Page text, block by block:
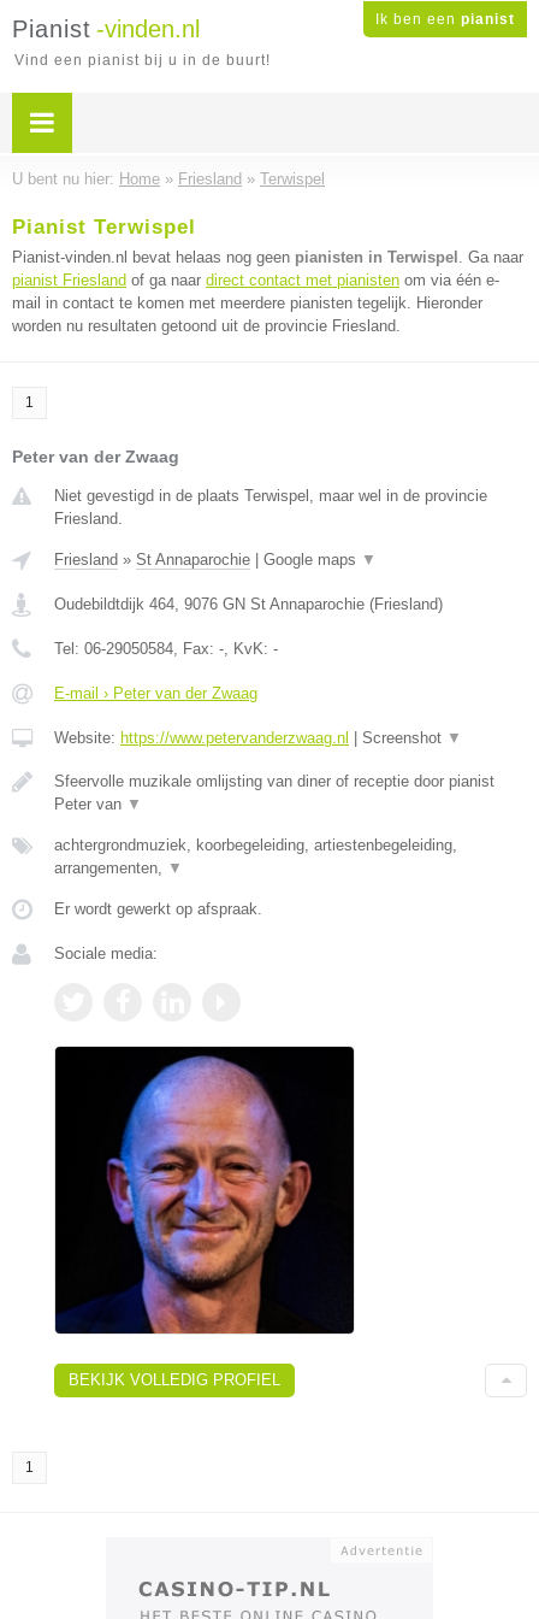
Ik ben een pianist
Pianist -vinden.nl
Vind een pianist bij u in de buurt!
U bent nu hier: Home » Friesland » Terwispel
Pianist Terwispel
Pianist-vinden.nl bevat helaas nog geen pianisten in Terwispel . Ga naar
pianist Friesland of ga naar direct contact met pianisten om via één e-
mail in contact te komen met meerdere pianisten tegelijk. Hieronder
worden nu resultaten getoond uit de provincie Friesland.
1
Peter van der Zwaag
Niet gevestigd in de plaats Terwispel, maar wel in de provincie
Friesland.
Friesland » St Annaparochie Google maps ▼
Oudebildtdijk 464, 9076 GN St Annaparochie (Friesland)
Tel: 06-29050584, Fax: -, KvK: -
E-mail › Peter van der Zwaag
Website: https://www.petervanderzwaag.nl Screenshot ▼
Sfeervolle muzikale omlijsting van diner of receptie door pianist
Peter van ▼
achtergrondmuziek, koorbegeleiding, artiestenbegeleiding,
arrangementen, ▼
Er wordt gewerkt op afspraak.
Sociale media:
BEKIJK VOLLEDIG PROFIEL
1